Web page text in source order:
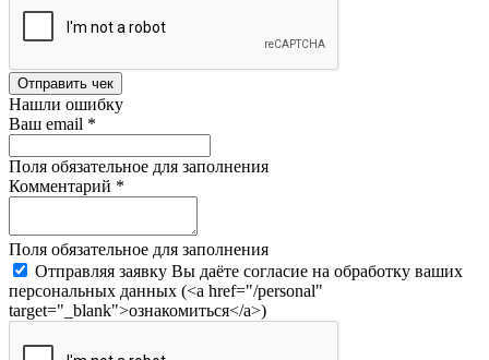
Отправить чек
Нашли ошибку
Ваш email *
Поля обязательное для заполнения
Комментарий *
Поля обязательное для заполнения
Отправляя заявку Вы даёте согласие на обработку ваших
персональных данных (<a href="/personal"
target="_blank">ознакомиться</a>)